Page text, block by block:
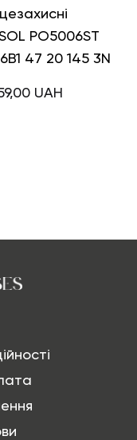
PO5006ST
47 20 145 3N
UAH